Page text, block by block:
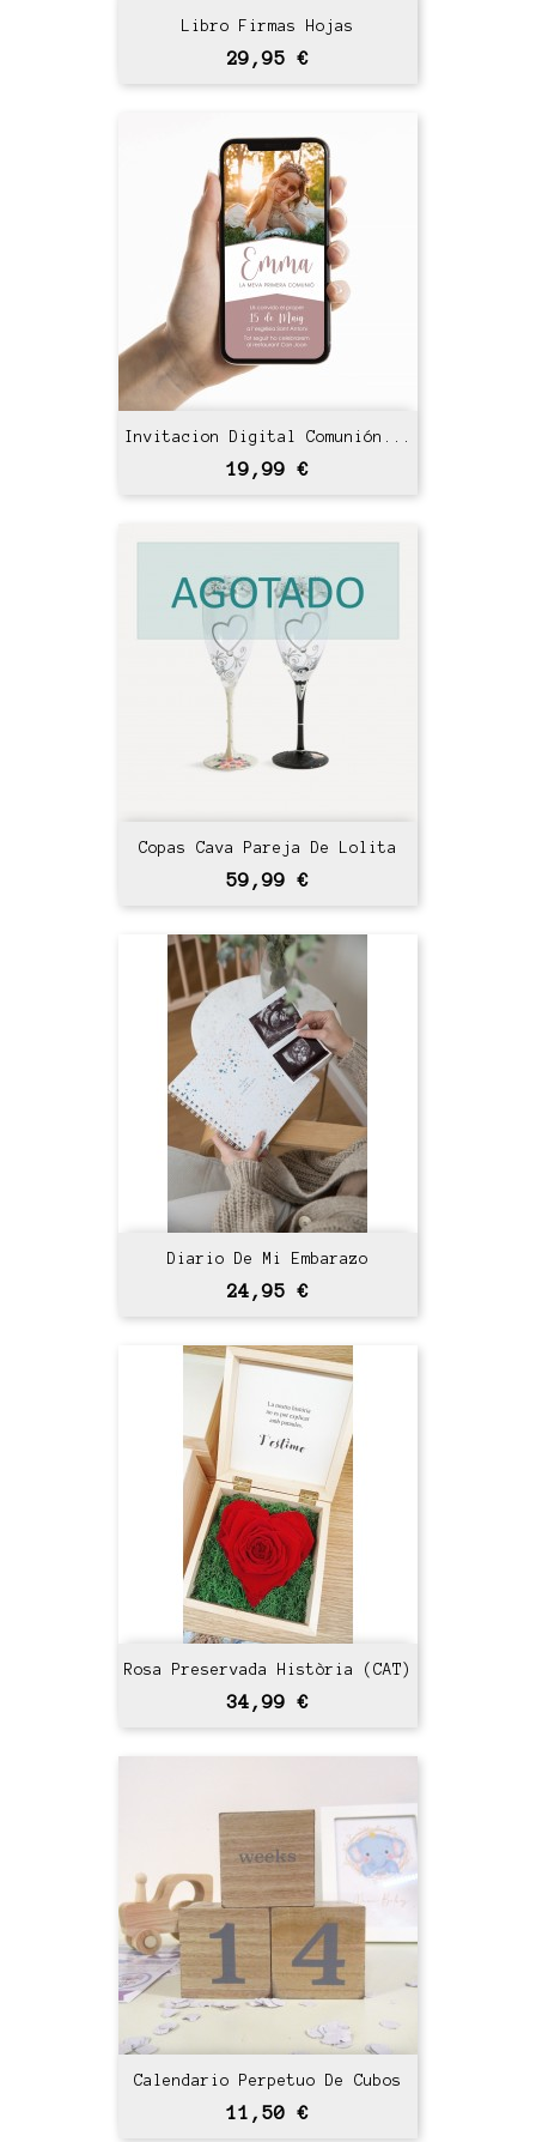
Libro Firmas Hojas
Precio
29,95 €
Invitacion Digital Comunión...
Precio
19,99 €
Copas Cava Pareja De Lolita
Precio
59,99 €
Diario De Mi Embarazo
Precio
24,95 €
Rosa Preservada Història (CAT)
Precio
34,99 €
Calendario Perpetuo De Cubos
Precio
11,50 €